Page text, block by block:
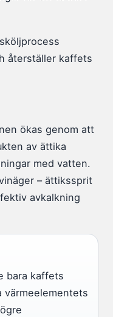
återställer kaffets
ökas genom att
av ättika
med vatten.
– ättikssprit
avkalkning
bara kaffets
värmeelementets